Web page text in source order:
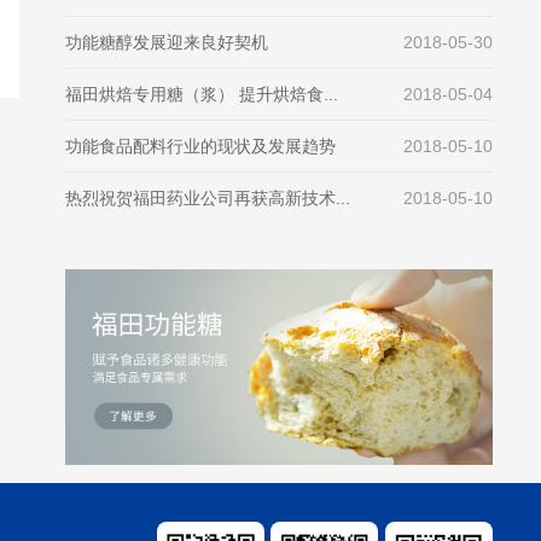
功能糖醇发展迎来良好契机 2018-05-30
福田烘焙专用糖（浆） 提升烘焙食... 2018-05-04
功能食品配料行业的现状及发展趋势 2018-05-10
热烈祝贺福田药业公司再获高新技术... 2018-05-10